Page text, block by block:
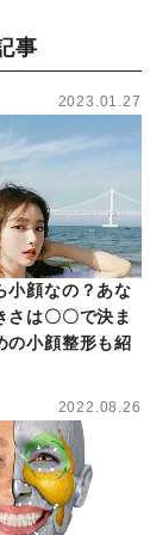
事
2023.01.27
小顔なの？あな
さは〇〇で決ま
の小顔整形も紹
2022.08.26